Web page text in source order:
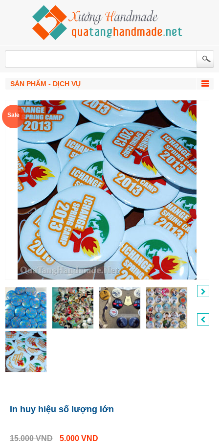
SẢN PHẨM - DỊCH VỤ
Sale
In huy hiệu số lượng lớn
15.000VND 5.000 VND